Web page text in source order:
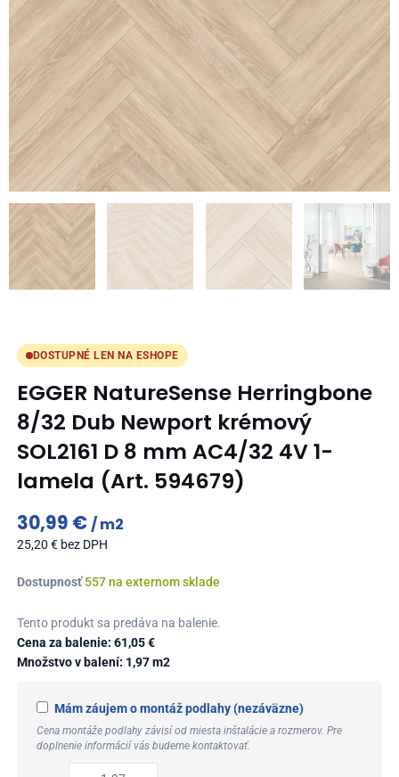
DOSTUPNÉ LEN NA ESHOPE
EGGER NatureSense Herringbone
8/32 Dub Newport krémový
SOL2161 D 8 mm AC4/32 4V 1-
lamela (Art. 594679)
30,99 € m2
25,20 € bez DPH
Dostupnosť 557 na externom sklade
Tento produkt sa predáva na balenie.
Cena za balenie: 61,05€
Množstvo v balení: 1,97 m2
Cena montáže podlahy závisí od miesta inštalácie a rozmerov. Pre
doplnenie informácií vás budeme kontaktovať.
Mám záujem o montáž podlahy (nezáväzne)
množstvo
NatureSense
Herringbone
8/32
Newport
SOL2161